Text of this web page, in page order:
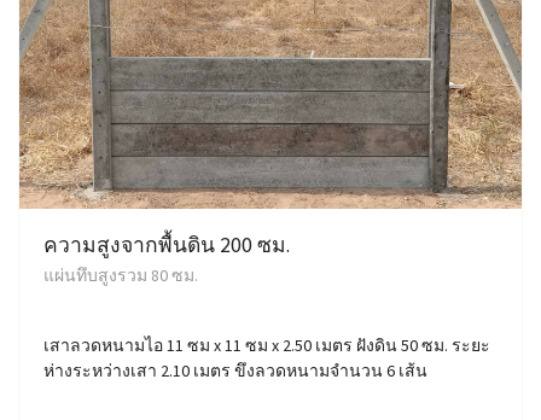
ความสูงจากพื้นดิน 200 ซม.
แผ่นทึบสูงรวม 80 ซม.
เสาลวดหนามไอ 11 ซม x 11 ซม x 2.50 เมตร ฝังดิน 50 ซม. ระยะ
ห่างระหว่างเสา 2.10 เมตร ขึงลวดหนามจำนวน 6 เส้น